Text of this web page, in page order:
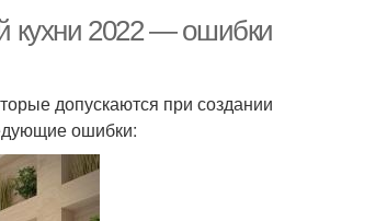
кухни 2022 — ошибки
допускаются при создании
ошибки: